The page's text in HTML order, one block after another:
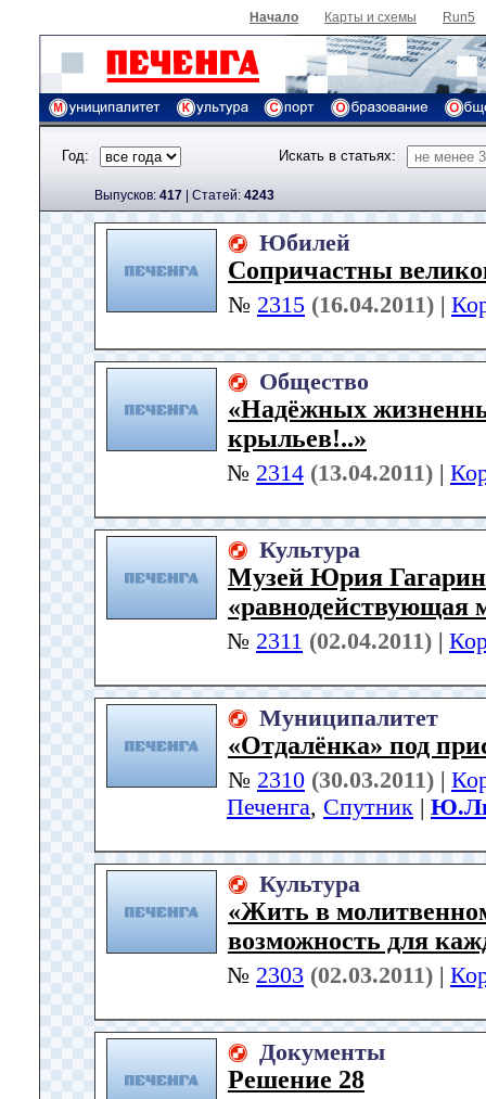
Начало Карты и схемы Run5
Год: Искать в статьях:
Выпусков: 417 | Cтатей: 4243
Юбилей
Сопричастны
№ 2315 (16.04.2011) |
Общество
«Надёжных
крыльев!..»
№ 2314 (13.04.2011) |
Культура
Музей Юрия
«равнодействующая
№ 2311 (02.04.2011) |
Муниципалитет
«Отдалёнка» под
№ 2310 (30.03.2011) |
Печенга, Спутник |
Культура
«Жить в
возможность для
№ 2303 (02.03.2011) |
Документы
Решение 28